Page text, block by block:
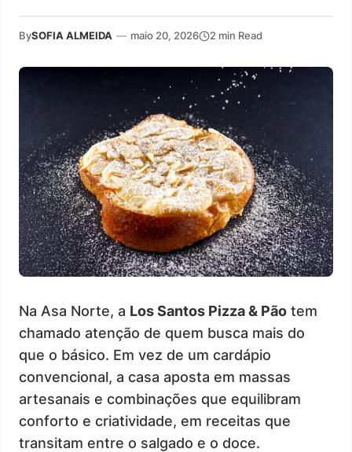
BySOFIA ALMEIDA — maio 20, 2026 2 min Read
Na Asa Norte, a Los Santos Pizza & Pão tem
chamado atenção de quem busca mais do
que o básico. Em vez de um cardápio
convencional, a casa aposta em massas
artesanais e combinações que equilibram
conforto e criatividade, em receitas que
transitam entre o salgado e o doce.